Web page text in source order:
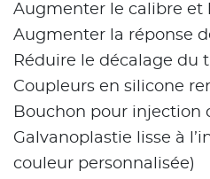
Augmenter le calibre et
Augmenter la réponse
Réduire le décalage du
Coupleurs en silicone
Bouchon pour injection
Galvanoplastie lisse à
couleur personnalisée)